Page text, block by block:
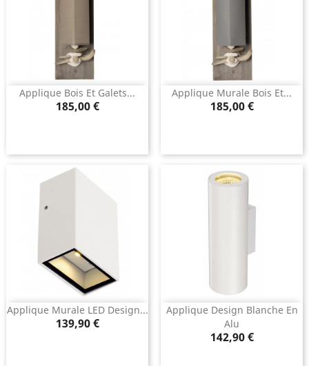
Applique Bois Et Galets...
Prix
185,00 €
Applique Murale Bois Et...
Prix
185,00 €
Applique Murale LED Design...
Prix
139,90 €
Applique Design Blanche En
Alu
Prix
142,90 €